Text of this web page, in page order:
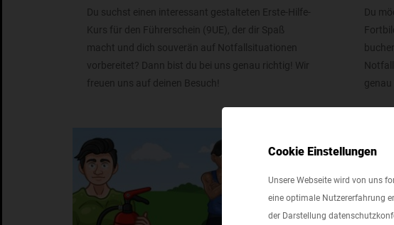
Du suchst einen interessant gestalteten Erste-Hilfe-
Kurs für den Führerschein (9UE), der dir Spaß
macht und dich souverän auf Notfallsituationen
vorbereitet? Dann bist du bei uns genau richtig! Wir
freuen uns auf deinen Besuch!
Du
genau
Cookie Einstellungen
Unsere Webseite wird von uns
eine optimale Nutzererfahrung
der Darstellung